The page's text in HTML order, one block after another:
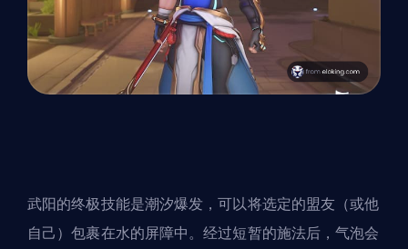
武阳的终极技能是潮汐爆发，可以将选定的盟友（或他
自己）包裹在水的屏障中。经过短暂的施法后，气泡会